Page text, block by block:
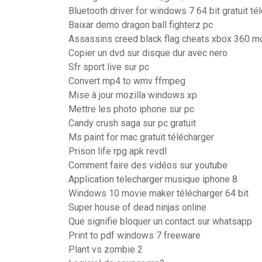
Bluetooth driver for windows 7 64 bit gratuit
Baixar demo dragon ball fighterz pc
Assassins creed black flag cheats xbox 360
Copier un dvd sur disque dur avec nero
Sfr sport live sur pc
Convert mp4 to wmv ffmpeg
Mise à jour mozilla windows xp
Mettre les photo iphone sur pc
Candy crush saga sur pc gratuit
Ms paint for mac gratuit télécharger
Prison life rpg apk revdl
Comment faire des vidéos sur youtube
Application telecharger musique iphone 8
Windows 10 movie maker télécharger 64 bit
Super house of dead ninjas online
Que signifie bloquer un contact sur whatsapp
Print to pdf windows 7 freeware
Plant vs zombie 2